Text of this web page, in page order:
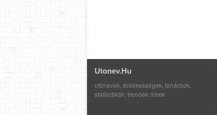
Utonev.hu
utónevek, érdekességek, tanácsok,
statisztikák, trendek, hírek